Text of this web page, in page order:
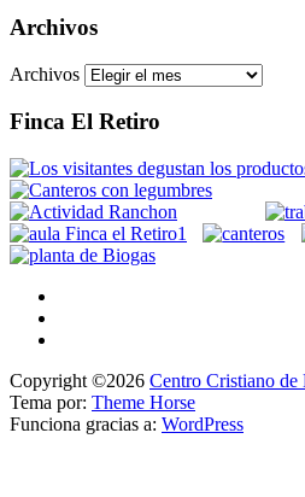
Archivos
Archivos
Finca El Retiro
Copyright ©2026 Centro Cristiano
Tema por: Theme Horse
Funciona gracias a: WordPress